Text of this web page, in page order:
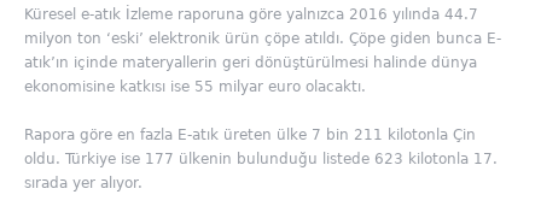
Küresel e-atık İzleme raporuna göre yalnızca 2016 yılında 44.7
milyon ton ‘eski’ elektronik ürün çöpe atıldı. Çöpe giden bunca E-
atık’ın içinde materyallerin geri dönüştürülmesi halinde dünya
ekonomisine katkısı ise 55 milyar euro olacaktı.
Rapora göre en fazla E-atık üreten ülke 7 bin 211 kilotonla Çin
oldu. Türkiye ise 177 ülkenin bulunduğu listede 623 kilotonla 17.
sırada yer alıyor.